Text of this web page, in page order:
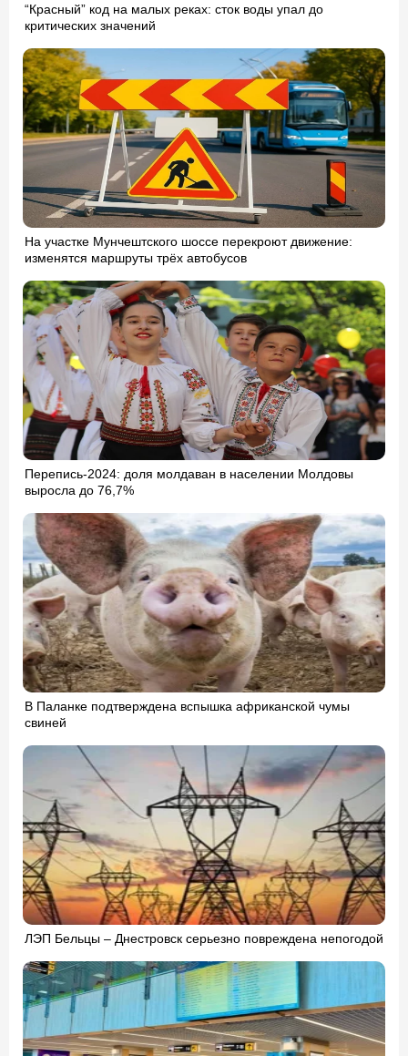
“Красный” код на малых реках: сток воды упал до
критических значений
На участке Мунчештского шоссе перекроют движение:
изменятся маршруты трёх автобусов
Перепись-2024: доля молдаван в населении Молдовы
выросла до 76,7%
В Паланке подтверждена вспышка африканской чумы
свиней
ЛЭП Бельцы – Днестровск серьезно повреждена непогодой